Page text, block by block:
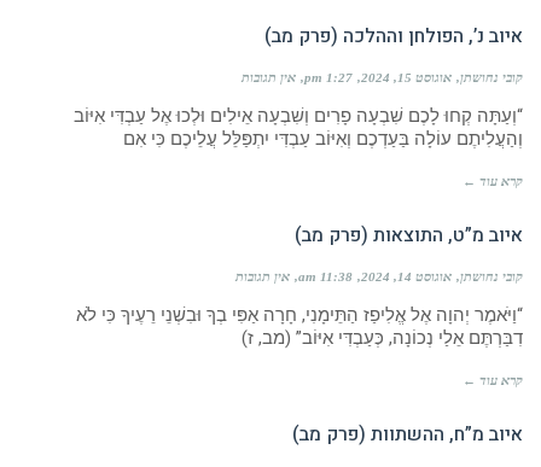
איוב נ’, הפולחן וההלכה (פרק מב)
קובי נחושתן אוגוסט 15, 2024 1:27 pm אין תגובות
“וְעַתָּה קְחוּ לָכֶם שִׁבְעָה פָרִים וְשִׁבְעָה אֵילִים וּלְכוּ אֶל עַבְדִּי אִיּוֹב
וְהַעֲלִיתֶם עוֹלָה בַּעַדְכֶם וְאִיּוֹב עַבְדִּי יִתְפַּלֵּל עֲלֵיכֶם כִּי אִם
קרא עוד ←
איוב מ”ט, התוצאות (פרק מב)
קובי נחושתן אוגוסט 14, 2024 11:38 am אין תגובות
“וַיֹּאמֶר יְהוָה אֶל אֱלִיפַז הַתֵּימָנִי, חָרָה אַפִּי בְךָ וּבִשְׁנֵי רֵעֶיךָ כִּי לֹא
דִבַּרְתֶּם אֵלַי נְכוֹנָה, כְּעַבְדִּי אִיּוֹב” (מב, ז)
קרא עוד ←
איוב מ”ח, ההשתוות (פרק מב)